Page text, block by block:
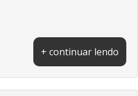
+ continuar lendo